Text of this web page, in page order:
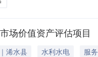
场价值资产评估项目
浠水县 水利水电
服务